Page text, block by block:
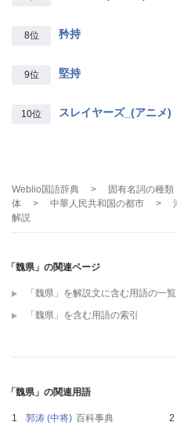
8位 矜持
9位 堅持
10位 スレイヤーズ_(アニメ)
Weblio国語辞典 > 固有名詞の種類
体
> 中華人民共和国の都市 >
解説
「魏県」の関連ページ
「魏県」を解説文に含む用語の一覧
「魏県」を含む用語の索引
「魏県」の関連用語
郭涛 (中将) 百科事典